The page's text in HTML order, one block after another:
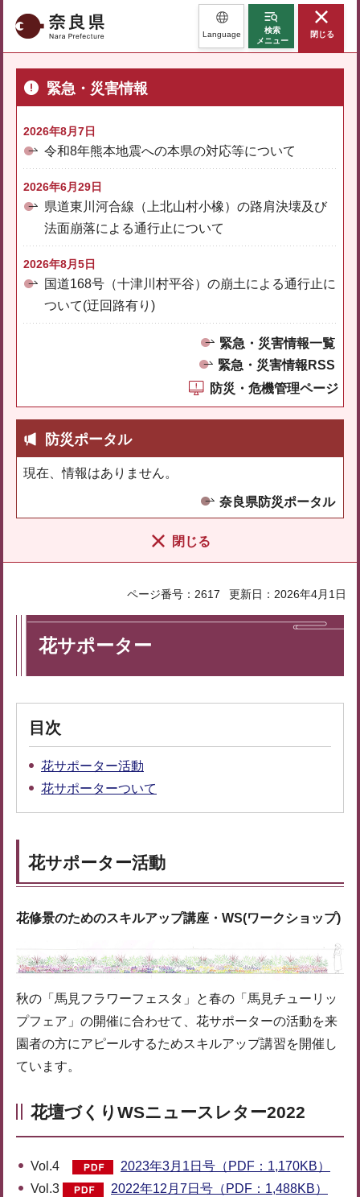
奈良県 Language
検索
メニュー
閉じる
緊急・災害情報
2026年8月7日
令和8年熊本地震への本県の対応等について
2026年6月29日
県道東川河合線（上北山村小橡）の路肩決壊及び
法面崩落による通行止について
2026年8月5日
国道168号（十津川村平谷）の崩土による通行止に
ついて(迂回路有り)
緊急・災害情報一覧
緊急・災害情報RSS
防災・危機管理ページ
防災ポータル
現在、情報はありません。
奈良県防災ポータル
閉じる
ページ番号：2617 更新日：2026年4月1日
花サポーター
目次
花サポーター活動
花サポーターついて
花サポーター活動
花修景のためのスキルアップ講座・WS(ワークショップ)
秋の「馬見フラワーフェスタ」と春の「馬見チューリッ
プフェア」の開催に合わせて、花サポーターの活動を来
園者の方にアピールするためスキルアップ講習を開催し
ています。
花壇づくりWSニュースレター2022
Vol.4
2023年3月1日号（PDF：1,170KB）
Vol.3
2022年12月7日号（PDF：1,488KB）